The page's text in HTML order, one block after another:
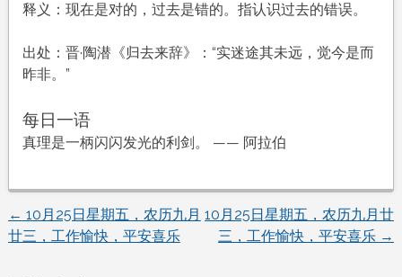
释义：现在是对的，过去是错的。指认识过去的错误。
出处：晋·陶潜《归去来辞》：“实迷途其未远，觉今是而
昨非。”
每日一语
真理是一柄闪闪发光的利剑。 —— 阿拉伯
文
← 10月25日星期五，农历九月
廿三，工作愉快，平安喜乐
10月25日星期五，农历九月廿
三，工作愉快，平安喜乐 →